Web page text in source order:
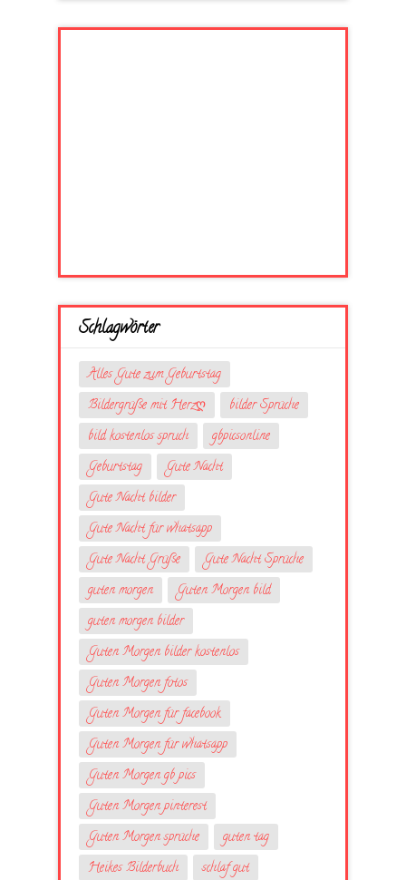
Schlagwörter
Alles Gute zum Geburtstag
Bildergrüße mit Herzღ
bilder Sprüche
bild kostenlos spruch
gbpicsonline
Geburtstag
Gute Nacht
Gute Nacht bilder
Gute Nacht für whatsapp
Gute Nacht Grüße
Gute Nacht Sprüche
guten morgen
Guten Morgen bild
guten morgen bilder
Guten Morgen bilder kostenlos
Guten Morgen fotos
Guten Morgen für facebook
Guten Morgen für whatsapp
Guten Morgen gb pics
Guten Morgen pinterest
Guten Morgen sprüche
guten tag
Heikes Bilderbuch
schlaf gut